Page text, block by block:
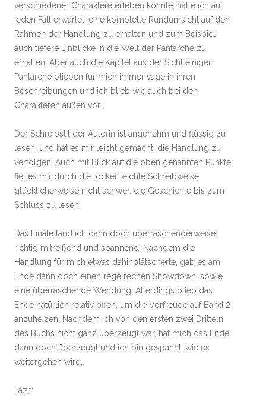
verschiedener Charaktere erleben konnte, hätte ich auf
jeden Fall erwartet, eine komplette Rundumsicht auf den
Rahmen der Handlung zu erhalten und zum Beispiel
auch tiefere Einblicke in die Welt der Pantarche zu
erhalten. Aber auch die Kapitel aus der Sicht einiger
Pantarche blieben für mich immer vage in ihren
Beschreibungen und ich blieb wie auch bei den
Charakteren außen vor.
Der Schreibstil der Autorin ist angenehm und flüssig zu
lesen, und hat es mir leicht gemacht, die Handlung zu
verfolgen. Auch mit Blick auf die oben genannten Punkte
fiel es mir durch die locker leichte Schreibweise
glücklicherweise nicht schwer, die Geschichte bis zum
Schluss zu lesen.
Das Finale fand ich dann doch überraschenderweise
richtig mitreißend und spannend. Nachdem die
Handlung für mich etwas dahinplätscherte, gab es am
Ende dann doch einen regelrechen Showdown, sowie
eine überraschende Wendung. Allerdings blieb das
Ende natürlich relativ offen, um die Vorfreude auf Band 2
anzuheizen. Nachdem ich von den ersten zwei Dritteln
des Buchs nicht ganz überzeugt war, hat mich das Ende
dann doch überzeugt und ich bin gespannt, wie es
weitergehen wird.
Fazit: